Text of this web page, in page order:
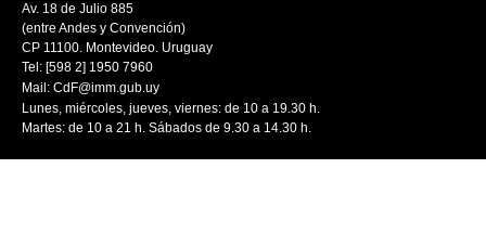
Av. 18 de Julio 885
(entre Andes y Convención)
CP 11100. Montevideo. Uruguay
Tel: [598 2] 1950 7960
Mail: CdF@imm.gub.uy
Lunes, miércoles, jueves, viernes: de 10 a 19.30 h.
Martes: de 10 a 21 h. Sábados de 9.30 a 14.30 h.